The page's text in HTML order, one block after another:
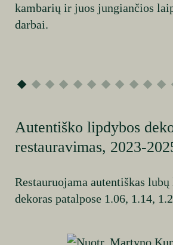
kambarių ir juos jungiančios
darbai.
Autentiško lipdybos
restauravimas, 2023-
Restauruojama autentiškas
dekoras patalpose 1.06, 1.14,